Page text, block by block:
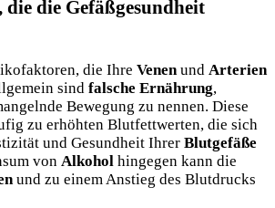
die Gefäßgesundheit
die Ihre Venenund Arterien
sind falsche Ernährung,
Bewegung zu nennen. Diese
zu erhöhten Blutfettwerten, die sich
und Gesundheit Ihrer Blutgefäße
von Alkohol hingegen kann die
und zu einem Anstieg des Blutdrucks